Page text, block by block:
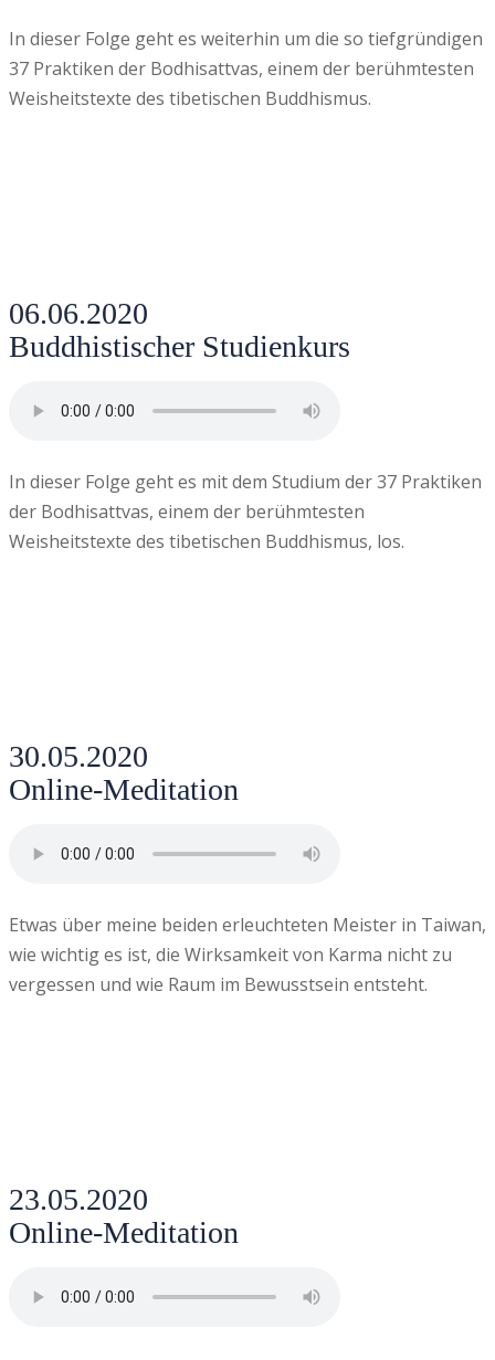
In dieser Folge geht es weiterhin um die so tiefgründigen
37 Praktiken der Bodhisattvas, einem der berühmtesten
Weisheitstexte des tibetischen Buddhismus.
06.06.2020
Buddhistischer Studienkurs
In dieser Folge geht es mit dem Studium der 37 Praktiken
der Bodhisattvas, einem der berühmtesten
Weisheitstexte des tibetischen Buddhismus, los.
30.05.2020
Online-Meditation
Etwas über meine beiden erleuchteten Meister in Taiwan,
wie wichtig es ist, die Wirksamkeit von Karma nicht zu
vergessen und wie Raum im Bewusstsein entsteht.
23.05.2020
Online-Meditation